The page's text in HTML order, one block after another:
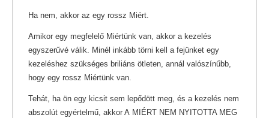
Ha nem, akkor az egy rossz Miért.
Amikor egy megfelelő Miértünk van, akkor a kezelés
egyszerűvé válik. Minél inkább törni kell a fejünket egy
kezeléshez szükséges briliáns ötleten, annál valószínűbb,
hogy egy rossz Miértünk van.
Tehát, ha ön egy kicsit sem lepődött meg, és a kezelés nem
abszolút egyértelmű, akkor A MIÉRT NEM NYITOTTA MEG